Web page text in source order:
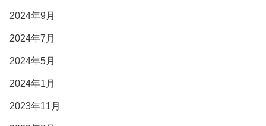
2024年9月
2024年7月
2024年5月
2024年1月
2023年11月